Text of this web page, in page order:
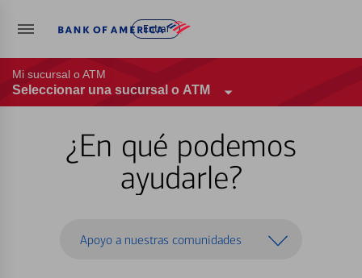
Entrar
Mi sucursal o ATM
Seleccionar una sucursal o ATM
¿En qué podemos
ayudarle?
Apoyo a nuestras comunidades